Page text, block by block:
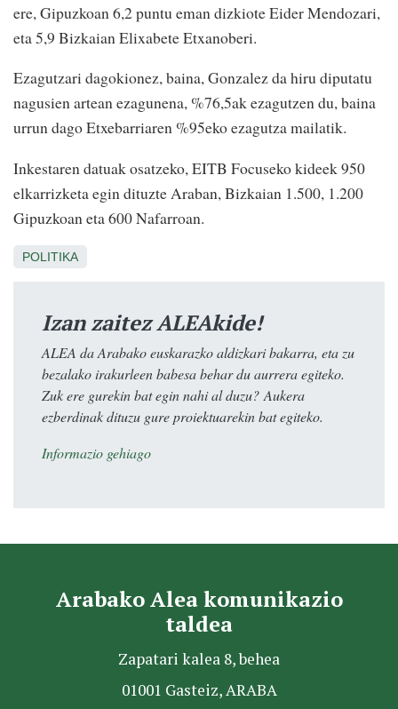
ere, Gipuzkoan 6,2 puntu eman dizkiote Eider Mendozari,
eta 5,9 Bizkaian Elixabete Etxanoberi.
Ezagutzari dagokionez, baina, Gonzalez da hiru diputatu
nagusien artean ezagunena, %76,5ak ezagutzen du, baina
urrun dago Etxebarriaren %95eko ezagutza mailatik.
Inkestaren datuak osatzeko, EITB Focuseko kideek 950
elkarrizketa egin dituzte Araban, Bizkaian 1.500, 1.200
Gipuzkoan eta 600 Nafarroan.
POLITIKA
Izan zaitez ALEAkide!
ALEA da Arabako euskarazko aldizkari bakarra, eta zu
bezalako irakurleen babesa behar du aurrera egiteko.
Zuk ere gurekin bat egin nahi al duzu? Aukera
ezberdinak dituzu gure proiektuarekin bat egiteko.
Informazio gehiago
Arabako Alea komunikazio
taldea
Zapatari kalea 8, behea
01001 Gasteiz, ARABA